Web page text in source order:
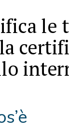
le